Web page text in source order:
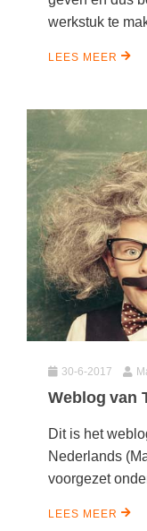
werkstuk te
LEES MEER
30-6-2017
Weblog van
Dit is het
Nederlands
voorgezet
LEES MEER